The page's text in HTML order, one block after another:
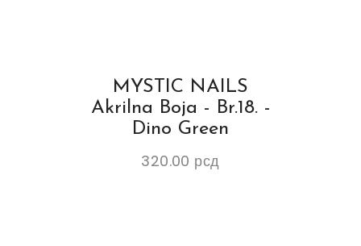
MYSTIC NAILS
Akrilna Boja - Br.18. -
Dino Green
320.00 рсд